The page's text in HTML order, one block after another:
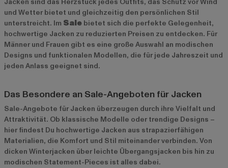
und Wetter bietet und gleichzeitig den persönlichen Stil
unterstreicht. Im Sale bietet sich die perfekte Gelegenheit,
hochwertige Jacken zu reduzierten Preisen zu entdecken. Für
Männer und Frauen gibt es eine große Auswahl an modischen
Designs und funktionalen Modellen, die für jede Jahreszeit und
jeden Anlass geeignet sind.
Das Besondere an Sale-Angeboten für Jacken
Sale-Angebote für Jacken überzeugen durch ihre Vielfalt und
Attraktivität. Ob klassische Modelle oder trendige Designs –
hier findest Du hochwertige Jacken aus strapazierfähigen
Materialien, die Komfort und Stil miteinander verbinden. Von
dicken Winterjacken über leichte Übergangsjacken bis hin zu
modischen Statement-Pieces ist alles dabei.